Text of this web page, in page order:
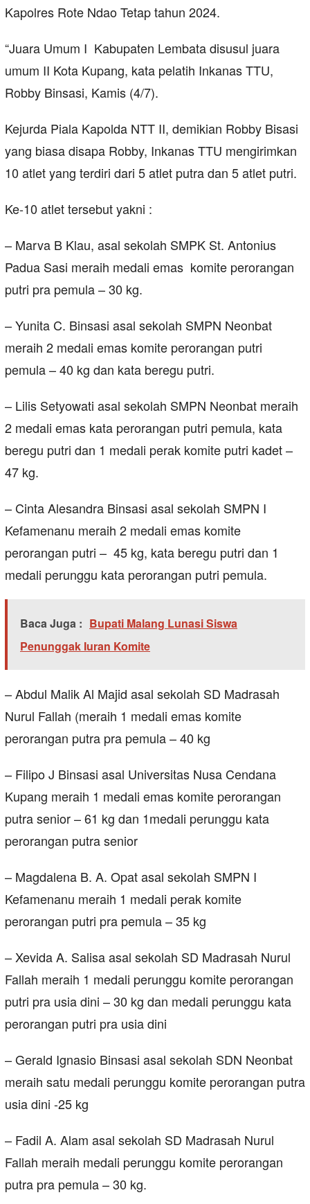
Kapolres Rote Ndao Tetap tahun 2024.
“Juara Umum I Kabupaten Lembata disusul juara
umum II Kota Kupang, kata pelatih Inkanas TTU,
Robby Binsasi, Kamis (4/7).
Kejurda Piala Kapolda NTT II, demikian Robby Bisasi
yang biasa disapa Robby, Inkanas TTU mengirimkan
10 atlet yang terdiri dari 5 atlet putra dan 5 atlet putri.
Ke-10 atlet tersebut yakni :
– Marva B Klau, asal sekolah SMPK St. Antonius
Padua Sasi meraih medali emas komite perorangan
putri pra pemula – 30 kg.
– Yunita C. Binsasi asal sekolah SMPN Neonbat
meraih 2 medali emas komite perorangan putri
pemula – 40 kg dan kata beregu putri.
– Lilis Setyowati asal sekolah SMPN Neonbat meraih
2 medali emas kata perorangan putri pemula, kata
beregu putri dan 1 medali perak komite putri kadet –
47 kg.
– Cinta Alesandra Binsasi asal sekolah SMPN I
Kefamenanu meraih 2 medali emas komite
perorangan putri – 45 kg, kata beregu putri dan 1
medali perunggu kata perorangan putri pemula.
Baca Juga : Bupati Malang Lunasi Siswa
Penunggak Iuran Komite
– Abdul Malik Al Majid asal sekolah SD Madrasah
Nurul Fallah (meraih 1 medali emas komite
perorangan putra pra pemula – 40 kg
– Filipo J Binsasi asal Universitas Nusa Cendana
Kupang meraih 1 medali emas komite perorangan
putra senior – 61 kg dan 1medali perunggu kata
perorangan putra senior
– Magdalena B. A. Opat asal sekolah SMPN I
Kefamenanu meraih 1 medali perak komite
perorangan putri pra pemula – 35 kg
– Xevida A. Salisa asal sekolah SD Madrasah Nurul
Fallah meraih 1 medali perunggu komite perorangan
putri pra usia dini – 30 kg dan medali perunggu kata
perorangan putri pra usia dini
– Gerald Ignasio Binsasi asal sekolah SDN Neonbat
meraih satu medali perunggu komite perorangan putra
usia dini -25 kg
– Fadil A. Alam asal sekolah SD Madrasah Nurul
Fallah meraih medali perunggu komite perorangan
putra pra pemula – 30 kg.